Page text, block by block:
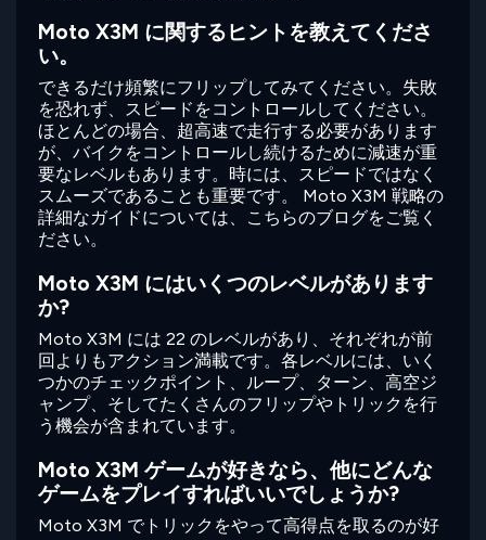
Moto X3M に関するヒントを教えてくださ
い。
できるだけ頻繁にフリップしてみてください。失敗
を恐れず、スピードをコントロールしてください。
ほとんどの場合、超高速で走行する必要があります
が、バイクをコントロールし続けるために減速が重
要なレベルもあります。時には、スピードではなく
スムーズであることも重要です。 Moto X3M 戦略の
詳細なガイドについては、こちらのブログをご覧く
ださい。
Moto X3M にはいくつのレベルがあります
か?
Moto X3M には 22 のレベルがあり、それぞれが前
回よりもアクション満載です。各レベルには、いく
つかのチェックポイント、ループ、ターン、高空ジ
ャンプ、そしてたくさんのフリップやトリックを行
う機会が含まれています。
Moto X3M ゲームが好きなら、他にどんな
ゲームをプレイすればいいでしょうか?
Moto X3M でトリックをやって高得点を取るのが好